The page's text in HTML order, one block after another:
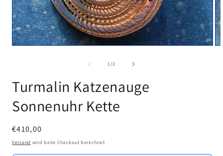
Medien
1/von
2
Turmalin Katzenauge
Sonnenuhr Kette
Normaler
Preis
€410,00
Versand wird beim Checkout berechnet